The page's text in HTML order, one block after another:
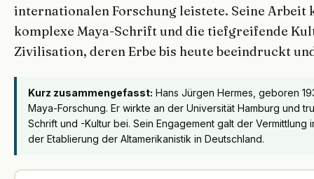
internationalen Forschung leistete. Seine Arbeit
komplexe Maya-Schrift und die tiefgreifende
Zivilisation, deren Erbe bis heute beeindruckt
Kurz zusammengefasst: Hans Jürgen Hermes, geboren
Maya-Forschung. Er wirkte an der Universität Hamburg und
Schrift und -Kultur bei. Sein Engagement galt der
der Etablierung der Altamerikanistik in Deutschland.